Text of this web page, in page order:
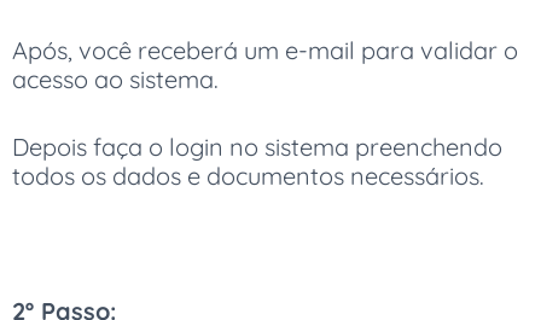
Após, você receberá um e-mail para validar o
acesso ao sistema.
Depois faça o login no sistema preenchendo
todos os dados e documentos necessários.
2º Passo: